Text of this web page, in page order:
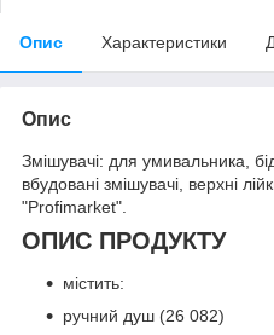
Опис Характеристики
Опис
Змішувачі: для умивальника,
вбудовані змішувачі, верхні
"Profimarket".
ОПИС ПРОДУКТУ
містить:
ручний душ (26 082)